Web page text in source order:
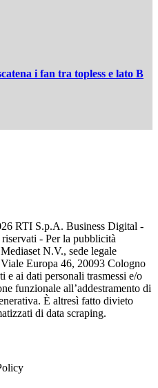
i fan tra topless e lato B
RTI S.p.A. Business Digital -
- Per la pubblicità
N.V., sede legale
Europa 46, 20093 Cologno
e ai dati personali trasmessi e/o
funzionale all’addestramento di
È altresì fatto divieto
di data scraping.